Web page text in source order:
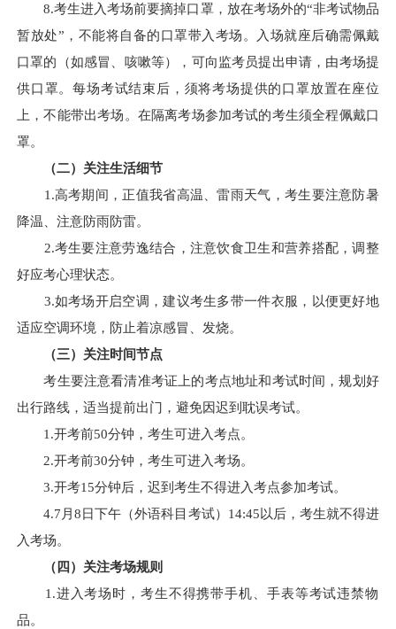
8.考生进入考场前要摘掉口罩，放在考场外的“非考试物品
暂放处”，不能将自备的口罩带入考场。入场就座后确需佩戴
口罩的（如感冒、咳嗽等），可向监考员提出申请，由考场提
供口罩。每场考试结束后，须将考场提供的口罩放置在座位
上，不能带出考场。在隔离考场参加考试的考生须全程佩戴口
罩。
（二）关注生活细节
1.高考期间，正值我省高温、雷雨天气，考生要注意防暑
降温、注意防雨防雷。
2.考生要注意劳逸结合，注意饮食卫生和营养搭配，调整
好应考心理状态。
3.如考场开启空调，建议考生多带一件衣服，以便更好地
适应空调环境，防止着凉感冒、发烧。
（三）关注时间节点
考生要注意看清准考证上的考点地址和考试时间，规划好
出行路线，适当提前出门，避免因迟到耽误考试。
1.开考前50分钟，考生可进入考点。
2.开考前30分钟，考生可进入考场。
3.开考15分钟后，迟到考生不得进入考点参加考试。
4.7月8日下午（外语科目考试）14:45以后，考生就不得进
入考场。
（四）关注考场规则
1.进入考场时，考生不得携带手机、手表等考试违禁物
品。